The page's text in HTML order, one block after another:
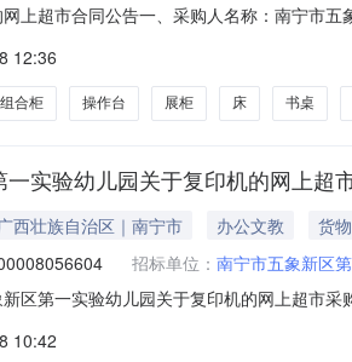
上超市合同公告一、采购人名称：南宁市
长条书桌120*50*75CM中伟无型号张
12:36
组合柜 操作台 展柜 床 书桌
实验幼儿园关于复印机的网上超
广西壮族自治区｜南宁市 办公文教
货物
招标单位： 南宁市五象新区
区第一实验幼儿园关于复印机的网上超市
系电话:13558110971采购计划信息：序号
10:42